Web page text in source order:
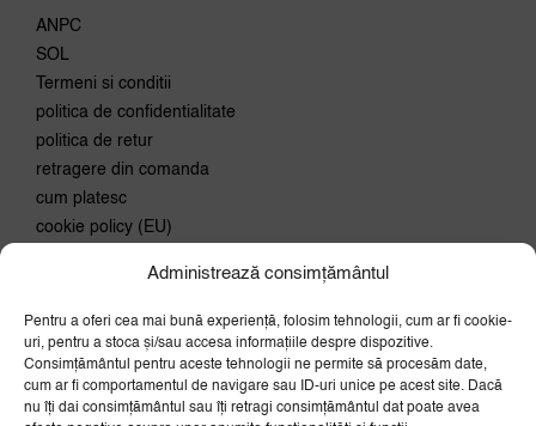
Administrează consimțământul
Pentru a oferi cea mai bună experiență, folosim tehnologii, cum ar fi cookie-
uri, pentru a stoca și/sau accesa informațiile despre dispozitive.
Consimțământul pentru aceste tehnologii ne permite să procesăm date,
cum ar fi comportamentul de navigare sau ID-uri unice pe acest site. Dacă
nu îți dai consimțământul sau îți retragi consimțământul dat poate avea
ANPC
SOL
Termeni si conditii
politica de confidentialitate
politica de retur
retragere din comanda
cum platesc
cookie policy (EU)
Aboneaza-te la newsletter si
primeste 10% discount la prima
comanda.
OK